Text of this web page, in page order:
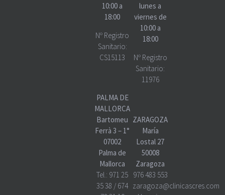
10:00 a
18:00
Nº Registro
Sanitario:
CS15113
PALMA DE
MALLORCA
Bartomeu
Ferrà 3 – 1°
07002
Palma de
Mallorca
Tel.: 971 25
35 38 / 674
lunes a
viernes de
10:00 a
18:00
Nº Registro
Sanitario:
11976
ZARAGOZA
María
Lostal 27
50008
Zaragoza
976 483 553
zaragoza@clinicascres.com